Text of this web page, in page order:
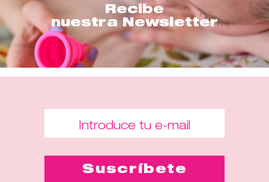
Recibe
nuestra Newsletter